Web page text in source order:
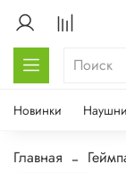
Новинки
Главная